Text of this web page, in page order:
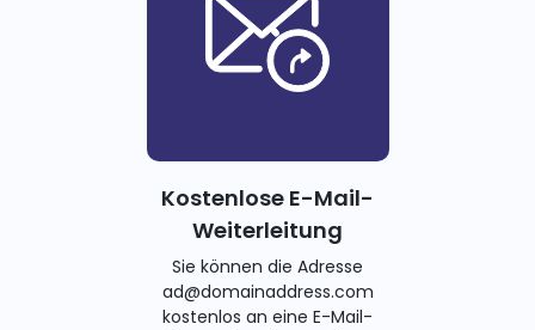
Kostenlose E-Mail-
Weiterleitung
Sie können die Adresse
ad@domainaddress.com
kostenlos an eine E-Mail-